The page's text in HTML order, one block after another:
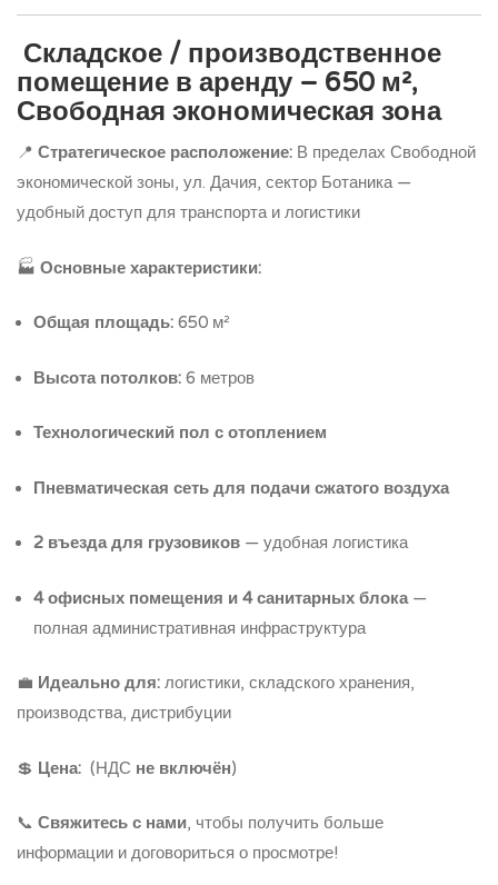
Складское / производственное
помещение в аренду – 650 м²,
Свободная экономическая зона
📍 Стратегическое расположение: В пределах Свободной
экономической зоны, ул. Дачия, сектор Ботаника —
удобный доступ для транспорта и логистики
🏭 Основные характеристики:
Общая площадь: 650 м²
Высота потолков: 6 метров
Технологический пол с отоплением
Пневматическая сеть для подачи сжатого воздуха
2 въезда для грузовиков — удобная логистика
4 офисных помещения и 4 санитарных блока —
полная административная инфраструктура
💼 Идеально для: логистики, складского хранения,
производства, дистрибуции
💲 Цена: (НДС не включён)
📞 Свяжитесь с нами, чтобы получить больше
информации и договориться о просмотре!